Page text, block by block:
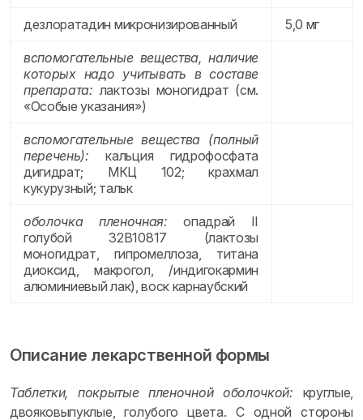
дезлоратадин микронизированный 5,0 мг
вспомогательные вещества, наличие
которых надо учитывать в составе
препарата: лактозы моногидрат (см.
«Особые указания»)
вспомогательные вещества (полный
перечень): кальция гидрофосфата
дигидрат; МКЦ 102; крахмал
кукурузный; тальк
оболочка пленочная: опадрай II
голубой 32В10817 (лактозы
моногидрат, гипромеллоза, титана
диоксид, макрогол, /индигокармин
алюминиевый лак), воск карнаубский
Описание лекарственной формы
Таблетки, покрытые пленочной оболочкой: круглые,
двояковыпуклые, голубого цвета. С одной стороны